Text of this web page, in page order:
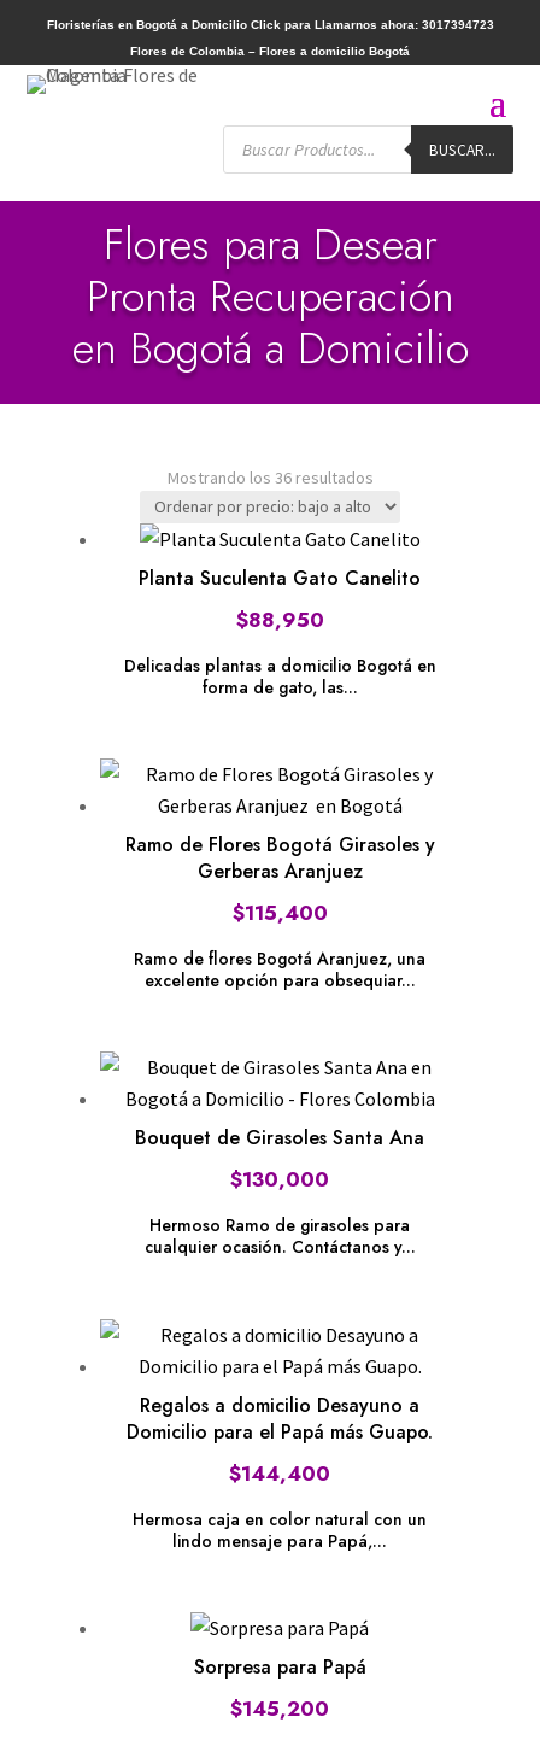
Floristerías en Bogotá a Domicilio Click para Llamarnos ahora: 3017394723
Flores de Colombia – Flores a domicilio Bogotá
Búsqueda
productos
BUSCAR...
Flores para Desear
Pronta Recuperación
en Bogotá a Domicilio
Mostrando los 36 resultadosOrdenado
por
precio:
a
Planta Suculenta Gato Canelito
$88,950
Delicadas plantas a domicilio Bogotá en
forma de gato, las...
Ramo de Flores Bogotá Girasoles y
Gerberas Aranjuez
$115,400
Ramo de flores Bogotá Aranjuez, una
excelente opción para obsequiar...
Bouquet de Girasoles Santa Ana
$130,000
Hermoso Ramo de girasoles para
cualquier ocasión. Contáctanos y...
Regalos a domicilio Desayuno a
Domicilio para el Papá más Guapo.
$144,400
Hermosa caja en color natural con un
lindo mensaje para Papá,...
Sorpresa para Papá
$145,200